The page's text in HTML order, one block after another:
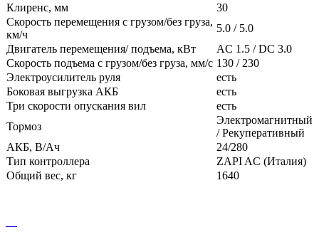
Клиренс, мм
30
Скорость перемещения с грузом/без груза,
км/ч
5.0 / 5.0
Двигатель перемещения/ подъема, кВт
AC 1.5 / DC 3.0
Скорость подъема с грузом/без груза, мм/с 130 / 230
Электроусилитель руля
есть
Боковая выгрузка АКБ
есть
Три скорости опускания вил
есть
Тормоз
Электромагнитный
/ Рекуперативный
АКБ, В/Ач
24/280
Тип контроллера
ZAPI AC (Италия)
Общий вес, кг
1640